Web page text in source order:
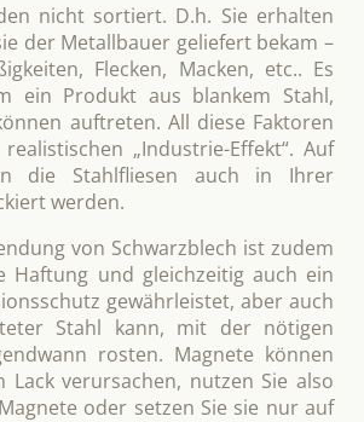
nicht sortiert. D.h. Sie erhalten
der Metallbauer geliefert bekam –
Flecken, Macken, etc.. Es
ein Produkt aus blankem Stahl,
auftreten. All diese Faktoren
„Industrie-Effekt“. Auf
die Stahlfliesen auch in Ihrer
werden.
von Schwarzblech ist zudem
Haftung und gleichzeitig auch ein
gewährleistet, aber auch
Stahl kann, mit der nötigen
rosten. Magnete können
Lack verursachen, nutzen Sie also
oder setzen Sie sie nur auf